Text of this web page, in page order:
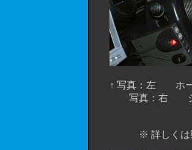
↑ 写真：左 ホーン
写真：右 ショート
黒色配線は
※ 詳しくは製品添